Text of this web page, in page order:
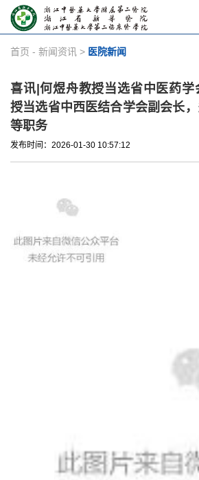
首页 - 新闻资讯 > 医院新闻
喜讯|何煜舟教授当选省中医药学
授当选省中西医结合学会副会长
等职务
发布时间：2026-01-30 10:57:12